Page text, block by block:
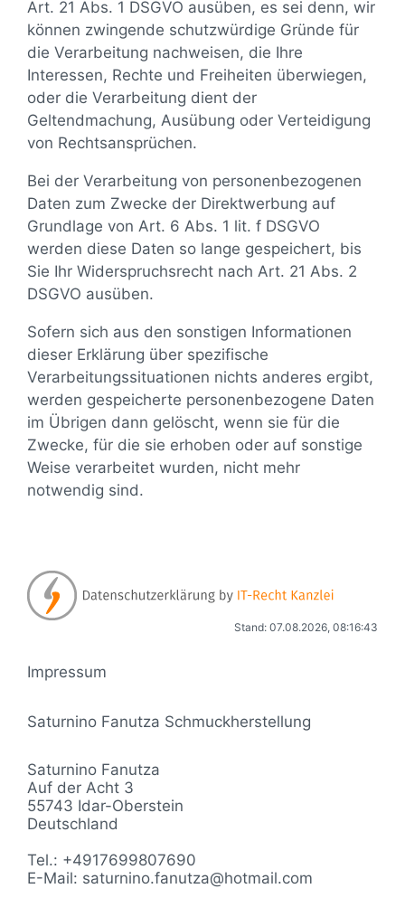
Art. 21 Abs. 1 DSGVO ausüben, es sei denn, wir
können zwingende schutzwürdige Gründe für
die Verarbeitung nachweisen, die Ihre
Interessen, Rechte und Freiheiten überwiegen,
oder die Verarbeitung dient der
Geltendmachung, Ausübung oder Verteidigung
von Rechtsansprüchen.
Bei der Verarbeitung von personenbezogenen
Daten zum Zwecke der Direktwerbung auf
Grundlage von Art. 6 Abs. 1 lit. f DSGVO
werden diese Daten so lange gespeichert, bis
Sie Ihr Widerspruchsrecht nach Art. 21 Abs. 2
DSGVO ausüben.
Sofern sich aus den sonstigen Informationen
dieser Erklärung über spezifische
Verarbeitungssituationen nichts anderes ergibt,
werden gespeicherte personenbezogene Daten
im Übrigen dann gelöscht, wenn sie für die
Zwecke, für die sie erhoben oder auf sonstige
Weise verarbeitet wurden, nicht mehr
notwendig sind.
Stand: 07.08.2026, 08:16:43
Impressum
Saturnino Fanutza Schmuckherstellung
Saturnino Fanutza
Auf der Acht 3
55743 Idar-Oberstein
Deutschland
Tel.: +4917699807690
E-Mail: saturnino.fanutza@hotmail.com